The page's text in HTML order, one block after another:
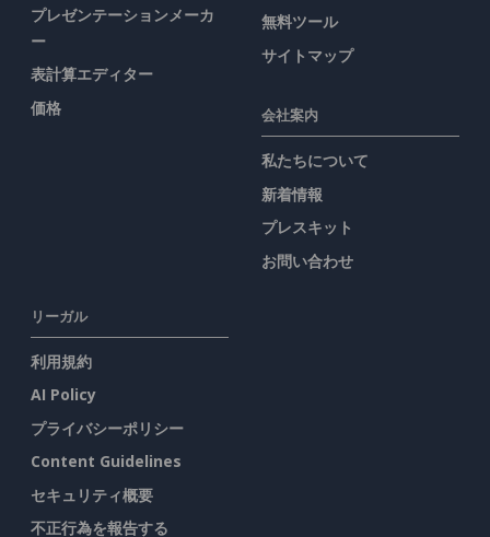
プレゼンテーションメーカ
ー
表計算エディター
価格
無料ツール
サイトマップ
会社案内
私たちについて
新着情報
プレスキット
お問い合わせ
リーガル
利用規約
AI Policy
プライバシーポリシー
Content Guidelines
セキュリティ概要
不正行為を報告する